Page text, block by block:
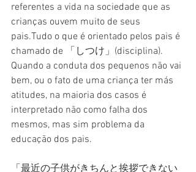
referentes a vida na sociedade que as
crianças ouvem muito de seus
pais.Tudo o que é orientado pelos pais é
chamado de 「しつけ」(disciplina).
Quando a conduta dos pequenos não vai
bem, ou o fato de uma criança ter más
atitudes, na maioria dos casos é
interpretado não como falha dos
mesmos, mas sim problema da
educação dos pais.
「最近の子供がきちんと挨拶できない